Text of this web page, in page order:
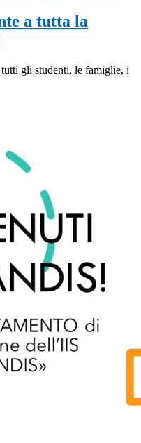
a tutta la
gli studenti, le famiglie, i